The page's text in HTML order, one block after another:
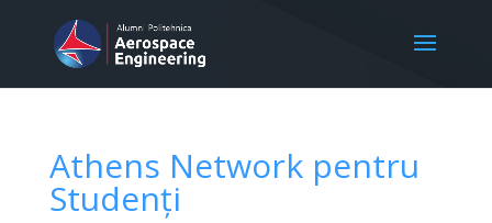
Athens Network pentru
Studenți